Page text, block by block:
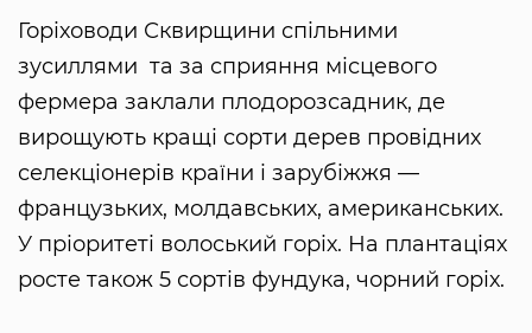
Горіховоди Сквирщини спільними
зусиллями та за сприяння місцевого
фермера заклали плодорозсадник, де
вирощують кращі сорти дерев провідних
селекціонерів країни і зарубіжжя —
французьких, молдавських, американських.
У пріоритеті волоський горіх. На плантаціях
росте також 5 сортів фундука, чорний горіх.